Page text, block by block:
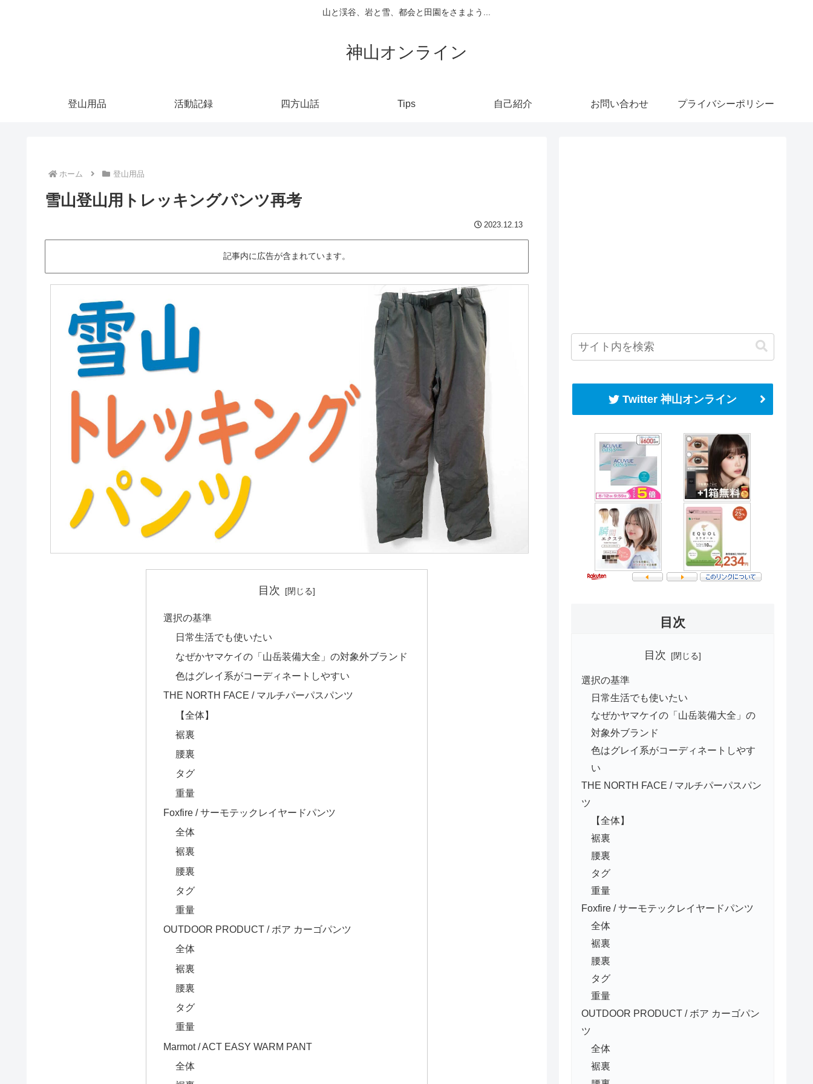
山と渓谷、岩と雪、都会と田園をさまよう...
神山オンライン
登山用品 活動記録 四方山話 Tips 自己紹介 お問い合わせ プライバシーポリシー
ホーム 登山用品
雪山登山用トレッキングパンツ再考
2023.12.13
記事内に広告が含まれています。
目次
選択の基準
日常生活でも使いたい
なぜかヤマケイの「山岳装備大全」の対象外ブランド
色はグレイ系がコーディネートしやすい
THE NORTH FACE / マルチパーパスパンツ
【全体】
裾裏
腰裏
タグ
重量
Foxfire / サーモテックレイヤードパンツ
全体
裾裏
腰裏
タグ
重量
OUTDOOR PRODUCT / ボア カーゴパンツ
全体
裾裏
腰裏
タグ
重量
Marmot / ACT EASY WARM PANT
全体
Twitter 神山オンライン
目次
目次
選択の基準
日常生活でも使いたい
なぜかヤマケイの「山岳装備大全」の
対象外ブランド
色はグレイ系がコーディネートしやす
い
THE NORTH FACE / マルチパーパスパン
ツ
【全体】
裾裏
腰裏
タグ
重量
Foxfire / サーモテックレイヤードパンツ
全体
裾裏
腰裏
タグ
重量
OUTDOOR PRODUCT / ボア カーゴパン
ツ
全体
裾裏